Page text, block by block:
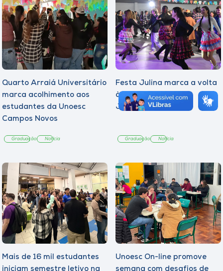
Quarto Arraiá Universitário
marca acolhimento aos
estudantes da Unoesc
Campos Novos
Graduação Notícia
Festa Julina marca a volta
às aulas na Unoesc
Joaçaba
Graduação Notícia
Mais de 16 mil estudantes
iniciam semestre letivo na
Unoesc On-line promove
semana com desafios de